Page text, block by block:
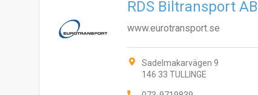
RDS Biltransport AB
www.eurotransport.se
Sadelmakarvägen 9
146 33 TULLINGE